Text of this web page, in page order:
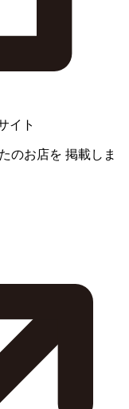
イト
のお店を 掲載しま